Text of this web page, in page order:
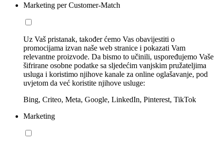
Marketing per Customer-Match
Uz Vaš pristanak, također ćemo Vas obavijestiti o
promocijama izvan naše web stranice i pokazati Vam
relevantne proizvode. Da bismo to učinili, uspoređujemo Vaše
šifrirane osobne podatke sa sljedećim vanjskim pružateljima
usluga i koristimo njihove kanale za online oglašavanje, pod
uvjetom da već koristite njihove usluge:
Bing, Criteo, Meta, Google, LinkedIn, Pinterest, TikTok
Marketing